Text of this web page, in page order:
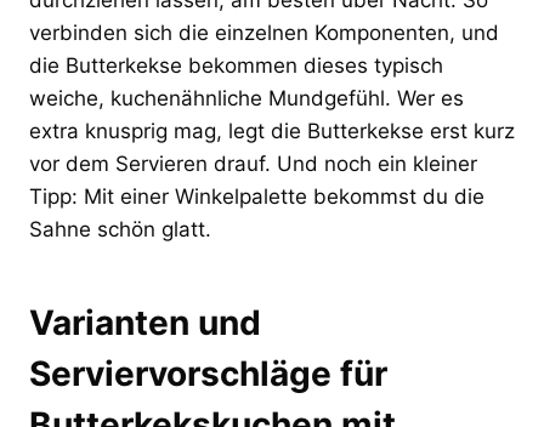
verbinden sich die einzelnen Komponenten, und
die Butterkekse bekommen dieses typisch
weiche, kuchenähnliche Mundgefühl. Wer es
extra knusprig mag, legt die Butterkekse erst kurz
vor dem Servieren drauf. Und noch ein kleiner
Tipp: Mit einer Winkelpalette bekommst du die
Sahne schön glatt.
Varianten und
Serviervorschläge für